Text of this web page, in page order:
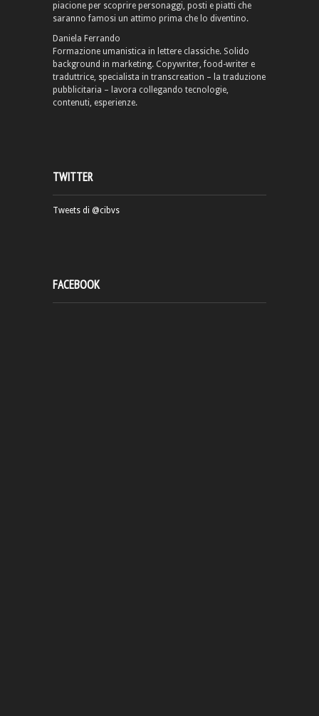
piacione per scoprire personaggi, posti e piatti che
saranno famosi un attimo prima che lo diventino.
Daniela Ferrando
Formazione umanistica in lettere classiche. Solido
background in marketing. Copywriter, food-writer e
traduttrice, specialista in transcreation – la traduzione
pubblicitaria – lavora collegando tecnologie,
contenuti, esperienze.
TWITTER
Tweets di @cibvs
FACEBOOK